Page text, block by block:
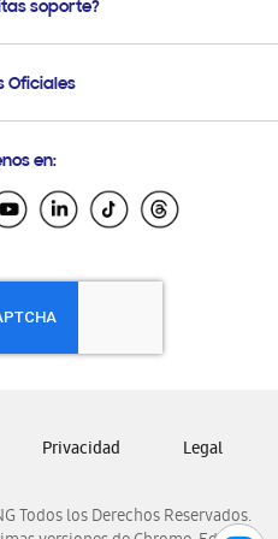
de Compra
soporte?
vía eMail
Oficiales
Ecuador
Salvador
Honduras
Panamá
en:
Todos los Derechos Reservados.
Privacidad Legal